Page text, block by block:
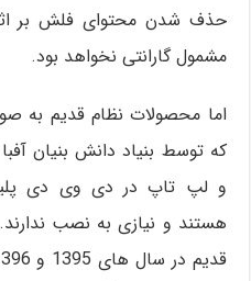
حذف شدن محتوای فلش بر
مشمول گارانتی نخواهد بود.
که توسط بنیاد دانش بنیان
و لپ تاپ در دی وی دی
هستند و نیازی به نصب